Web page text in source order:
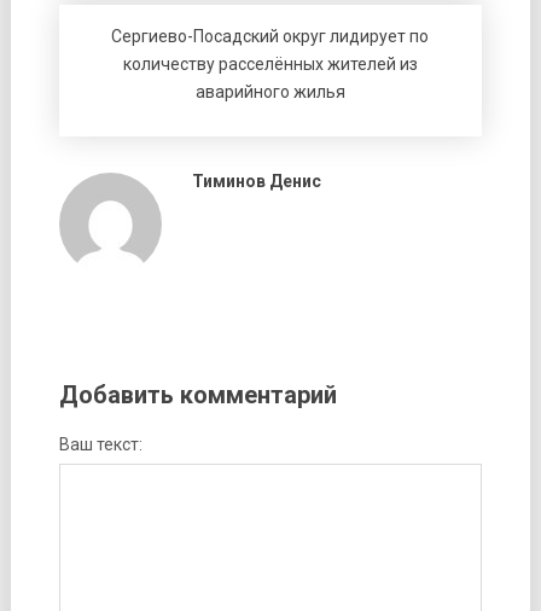
Сергиево-Посадский округ лидирует по
количеству расселённых жителей из
аварийного жилья
Тиминов Денис
Добавить комментарий
Ваш текст: